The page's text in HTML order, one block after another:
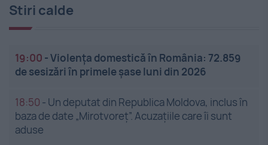
Stiri calde
19:00 -Violența domestică în România: 72.859
de sesizări în primele șase luni din 2026
18:50 - Un deputat din Republica Moldova, inclus în
baza de date „Mirotvoreț”. Acuzațiile care îi sunt
aduse